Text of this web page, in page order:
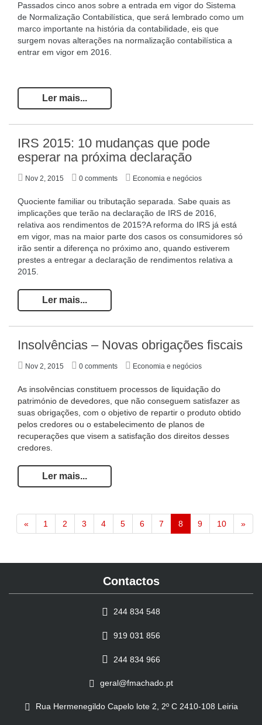
Passados cinco anos sobre a entrada em vigor do Sistema
de Normalização Contabilística, que será lembrado como um
marco importante na história da contabilidade, eis que
surgem novas alterações na normalização contabilística a
entrar em vigor em 2016.
Ler mais...
IRS 2015: 10 mudanças que pode
esperar na próxima declaração
Nov 2, 2015 0 comments Economia e negócios
Quociente familiar ou tributação separada. Sabe quais as
implicações que terão na declaração de IRS de 2016,
relativa aos rendimentos de 2015?A reforma do IRS já está
em vigor, mas na maior parte dos casos os consumidores só
irão sentir a diferença no próximo ano, quando estiverem
prestes a entregar a declaração de rendimentos relativa a
2015.
Ler mais...
Insolvências – Novas obrigações fiscais
Nov 2, 2015 0 comments Economia e negócios
As insolvências constituem processos de liquidação do
património de devedores, que não conseguem satisfazer as
suas obrigações, com o objetivo de repartir o produto obtido
pelos credores ou o estabelecimento de planos de
recuperações que visem a satisfação dos direitos desses
credores.
Ler mais...
« 1 2 3 4 5 6 7 8 9 10 »
Contactos
244 834 548
919 031 856
244 834 966
geral@fmachado.pt
Rua Hermenegildo Capelo lote 2, 2º C 2410-108 Leiria